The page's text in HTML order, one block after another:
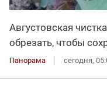
Августовская
обрезать, чтобы
Панорама сегодня,